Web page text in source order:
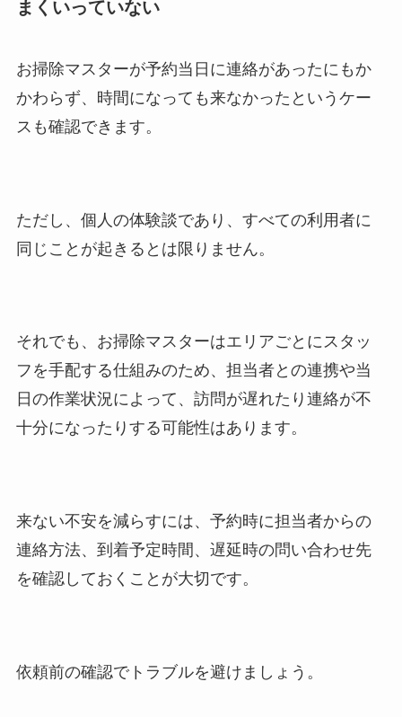
まくいっていない
お掃除マスターが予約当日に連絡があったにもか
かわらず、時間になっても来なかったというケー
スも確認できます。
ただし、個人の体験談であり、すべての利用者に
同じことが起きるとは限りません。
それでも、お掃除マスターはエリアごとにスタッ
フを手配する仕組みのため、担当者との連携や当
日の作業状況によって、訪問が遅れたり連絡が不
十分になったりする可能性はあります。
来ない不安を減らすには、予約時に担当者からの
連絡方法、到着予定時間、遅延時の問い合わせ先
を確認しておくことが大切です。
依頼前の確認でトラブルを避けましょう。